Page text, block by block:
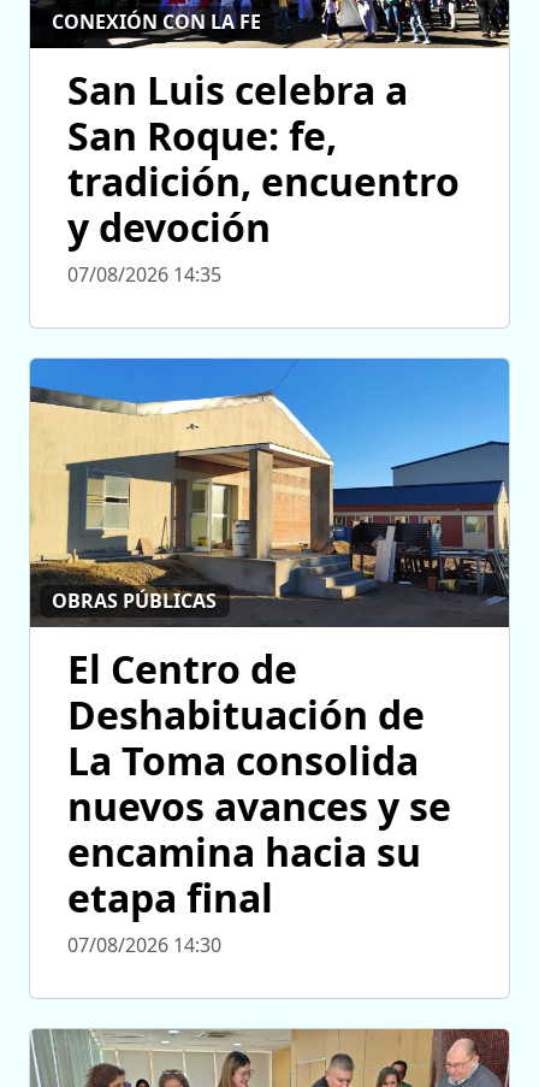
CONEXIÓN CON LA FE
San Luis celebra a
San Roque: fe,
tradición, encuentro
y devoción
07/08/2026 14:35
OBRAS PÚBLICAS
El Centro de
Deshabituación de
La Toma consolida
nuevos avances y se
encamina hacia su
etapa final
07/08/2026 14:30